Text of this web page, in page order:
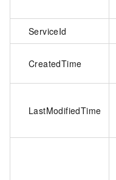
ServiceId
CreatedTime
LastModifiedTime